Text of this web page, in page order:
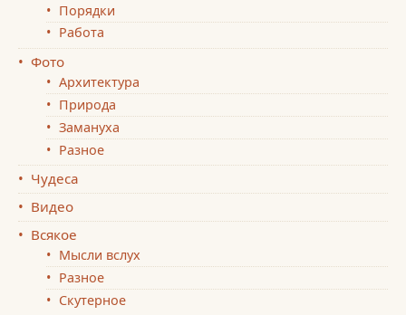
Порядки
Работа
Фото
Архитектура
Природа
Замануха
Разное
Чудеса
Видео
Всякое
Мысли вслух
Разное
Скутерное